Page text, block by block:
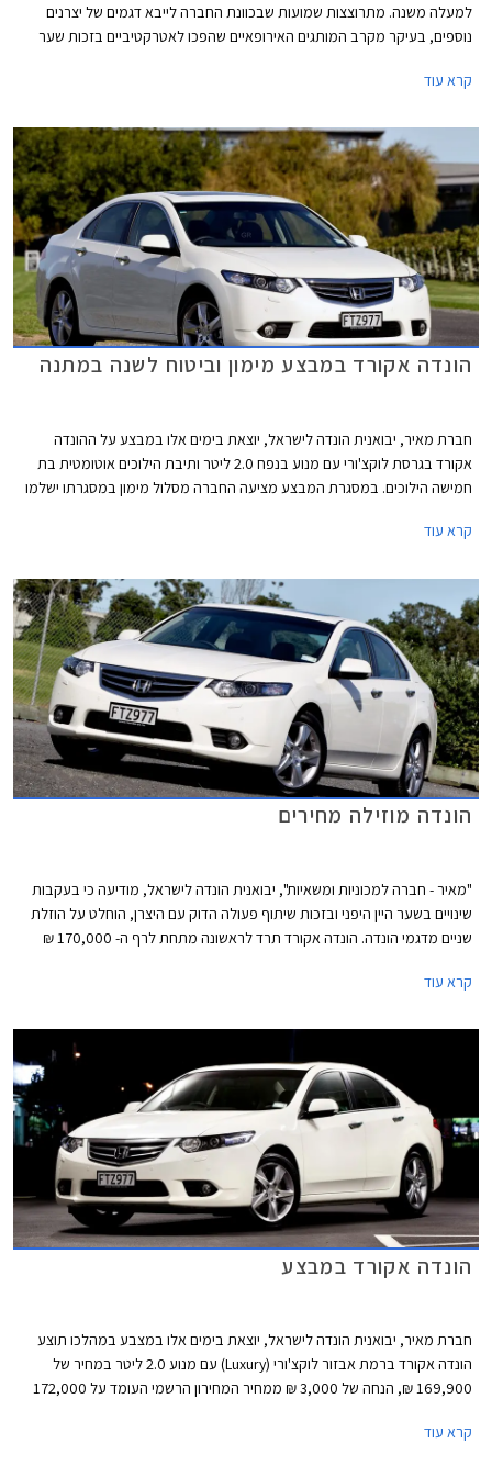
למעלה משנה. מתרוצצות שמועות שבכוונת החברה לייבא דגמים של יצרנים
נוספים, בעיקר מקרב המותגים האירופאיים שהפכו לאטרקטיביים בזכות שער
עבור גרסת EX-L.
קרא עוד
הונדה אקורד במבצע מימון וביטוח לשנה במתנה
חברת מאיר, יבואנית הונדה לישראל, יוצאת בימים אלו במבצע על ההונדה
אקורד בגרסת לוקצ'ורי עם מנוע בנפח 2.0 ליטר ותיבת הילוכים אוטומטית בת
חמישה הילוכים. במסגרת המבצע מציעה החברה מסלול מימון במסגרתו ישלמו
החברה לכל הרוכשים ביטוח חובה ומקיף במתנה למשך שנה שלמה. המבצע
קרא עוד
הונדה מוזילה מחירים
"מאיר - חברה למכוניות ומשאיות", יבואנית הונדה לישראל, מודיעה כי בעקבות
שינויים בשער היין היפני ובזכות שיתוף פעולה הדוק עם היצרן, הוחלט על הוזלת
שניים מדגמי הונדה. הונדה אקורד תרד לראשונה מתחת לרף ה- 170,000 ₪
בפלח המשפחתיות הגדולות.
קרא עוד
הונדה אקורד במבצע
חברת מאיר, יבואנית הונדה לישראל, יוצאת בימים אלו במצבע במהלכו תוצע
הונדה אקורד ברמת אבזור לוקצ'ורי (Luxury) עם מנוע 2.0 ליטר במחיר של
169,900 ₪, הנחה של 3,000 ₪ ממחיר המחירון הרשמי העומד על 172,000
קרא עוד